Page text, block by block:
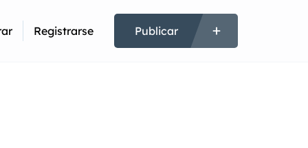
Registrarse Publicar